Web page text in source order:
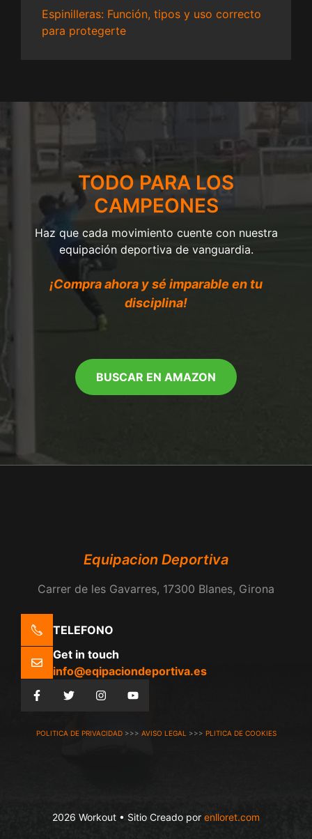
Espinilleras: Función, tipos y uso correcto
para protegerte
TODO PARA LOS
CAMPEONES
Haz que cada movimiento cuente con nuestra
equipación deportiva de vanguardia.
¡Compra ahora y sé imparable en tu
disciplina!
BUSCAR EN AMAZON
Equipacion Deportiva
Carrer de les Gavarres, 17300 Blanes, Girona
TELEFONO
Get in touch
info@eqipaciondeportiva.es
POLITICA DE PRIVACIDAD>>> AVISO LEGAL >>> PLITICA DE COOKIES
2026 Workout • Sitio Creado por enlloret.com